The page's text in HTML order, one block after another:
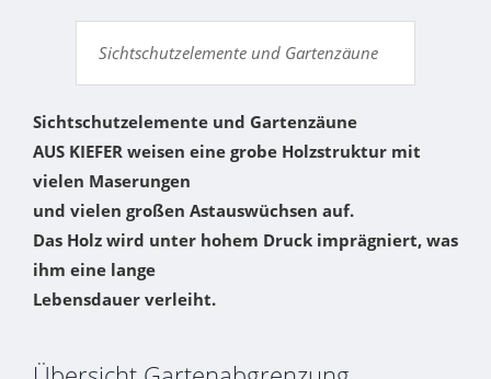
Sichtschutzelemente und Gartenzäune
Sichtschutzelemente und Gartenzäune
AUS KIEFER weisen eine grobe Holzstruktur mit
vielen Maserungen
und vielen großen Astauswüchsen auf.
Das Holz wird unter hohem Druck imprägniert, was
ihm eine lange
Lebensdauer verleiht.